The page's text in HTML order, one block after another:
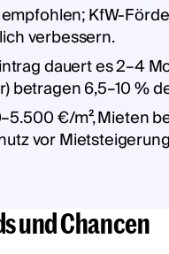
KfW-
verbessern.
dauert es 2–4
betragen 6,5–10 %
€/m², Mieten
vor
und Chancen